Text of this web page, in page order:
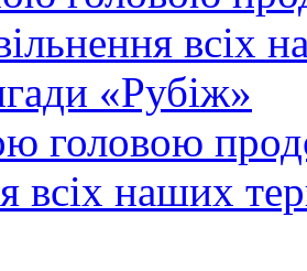
головою
всіх наших